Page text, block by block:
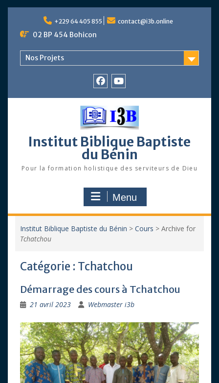
content
+229 64 405 855 contact@i3b.online
02 BP 454 Bohicon
Nos Projets
Youtube
Institut Biblique Baptiste
du Bénin
Pour la formation holistique des serviteurs de Dieu
Menu
Institut Biblique Baptiste du Bénin > Cours > Archive for
Tchatchou
Catégorie : Tchatchou
Démarrage des cours à Tchatchou
21 avril 2023 Webmaster i3b